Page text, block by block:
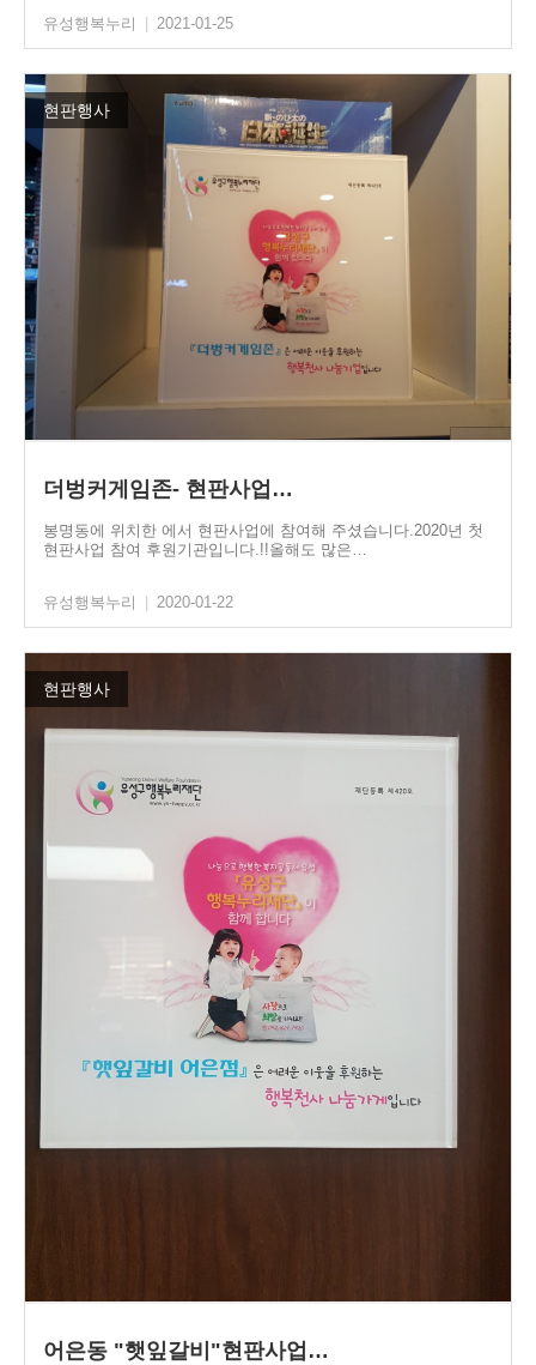
유성행복누리 2021-01-25
현판행사
더벙커게임존- 현판사업…
봉명동에 위치한 에서 현판사업에 참여해 주셨습니다.2020년 첫
현판사업 참여 후원기관입니다.!!올해도 많은…
유성행복누리 2020-01-22
현판행사
어은동 "햇잎갈비"현판사업…